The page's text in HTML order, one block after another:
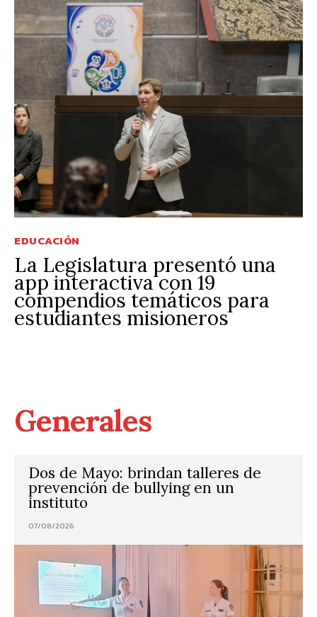
EDUCACIÓN
La Legislatura presentó una
app interactiva con 19
compendios temáticos para
estudiantes misioneros
Generales
Dos de Mayo: brindan talleres de
prevención de bullying en un
instituto
07/08/2026